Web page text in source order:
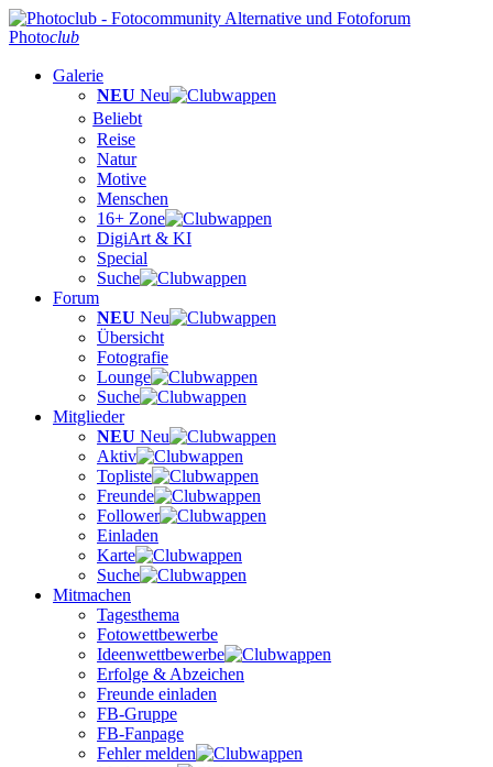
Photoclub
Galerie
NEU Neu
Beliebt
Reise
Natur
Motive
Menschen
16+ Zone
DigiArt & KI
Special
Suche
Forum
NEU Neu
Übersicht
Fotografie
Lounge
Suche
Mitglieder
NEU Neu
Aktiv
Topliste
Freunde
Follower
Einladen
Karte
Suche
Mitmachen
Tagesthema
Fotowettbewerbe
Ideenwettbewerbe
Erfolge & Abzeichen
Freunde einladen
FB-Gruppe
FB-Fanpage
Fehler melden